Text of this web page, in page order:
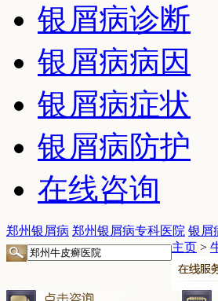
银屑病诊断
银屑病病因
银屑病症状
银屑病防护
在线咨询
郑州银屑病 郑州银屑病专科医院 银屑
主页 >